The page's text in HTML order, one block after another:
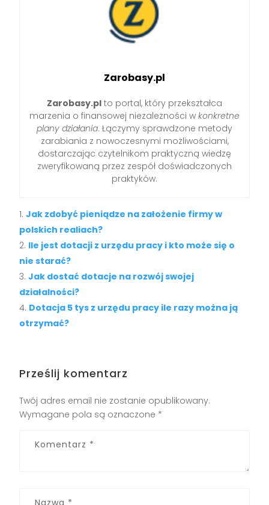
Zarobasy.pl
Zarobasy.pl to portal, który przekształca
marzenia o finansowej niezależności w konkretne
plany działania. Łączymy sprawdzone metody
zarabiania z nowoczesnymi możliwościami,
dostarczając czytelnikom praktyczną wiedzę
zweryfikowaną przez zespół doświadczonych
praktyków.
Jak zdobyć pieniądze na założenie firmy w
polskich realiach?
Ile jest dotacji z urzędu pracy i kto może się o
nie starać?
Jak dostać dotacje na rozwój swojej
działalności?
Dotacja 5 tys z urzędu pracy ile razy można ją
otrzymać?
Prześlij komentarz
Twój adres email nie zostanie opublikowany.
Wymagane pola są oznaczone *